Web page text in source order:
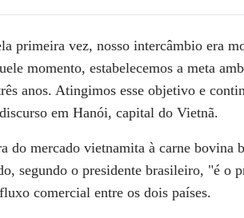
primeira vez, nosso intercâmbio era
momento, estabelecemos a meta
anos. Atingimos esse objetivo e
em Hanói, capital do Vietnã.
do mercado vietnamita à carne bovina
segundo o presidente brasileiro, "é o
comercial entre os dois países.